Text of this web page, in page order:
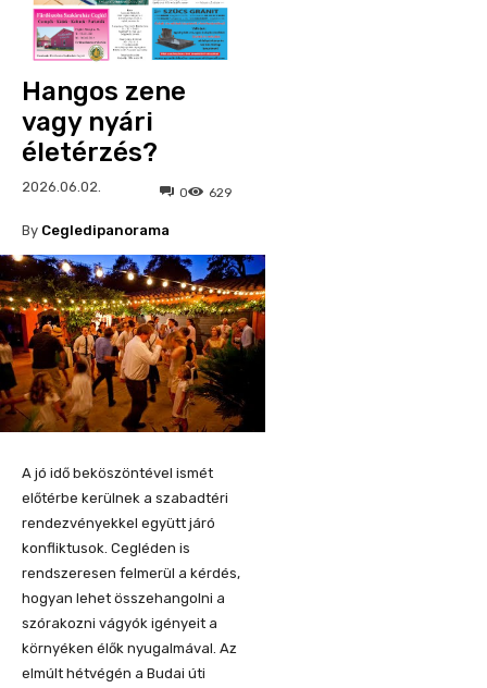
Hangos zene
vagy nyári
életérzés?
2026.06.02. 629
0
By Cegledipanorama
A jó idő beköszöntével ismét
előtérbe kerülnek a szabadtéri
rendezvényekkel együtt járó
konfliktusok. Cegléden is
rendszeresen felmerül a kérdés,
hogyan lehet összehangolni a
szórakozni vágyók igényeit a
környéken élők nyugalmával. Az
elmúlt hétvégén a Budai úti